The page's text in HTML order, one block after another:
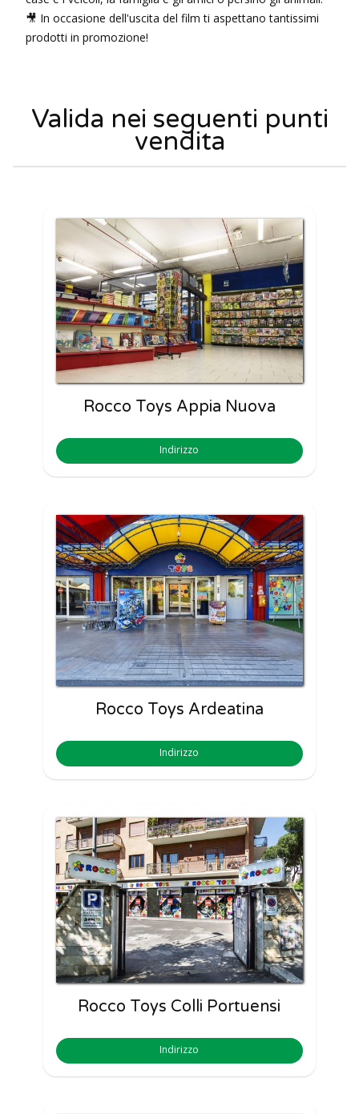
🎥 In occasione dell'uscita del film ti aspettano tantissimi
prodotti in promozione!
Valida nei seguenti punti
vendita
Rocco Toys Appia Nuova
Indirizzo
Rocco Toys Ardeatina
Indirizzo
Rocco Toys Colli Portuensi
Indirizzo